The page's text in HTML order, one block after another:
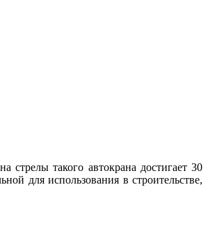
такого автокрана достигает 30
для использования в строительстве,